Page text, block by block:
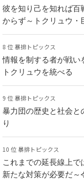
彼を知り己を知れば百
からず～トクリュウ・
8 位 暴排トピックス
情報を制する者が戦い
トクリュウを統べる
9 位 暴排トピックス
暴力団の歴史と社会と
り
10 位 暴排トピックス
これまでの延長線上で
新たな対策が必要だ～